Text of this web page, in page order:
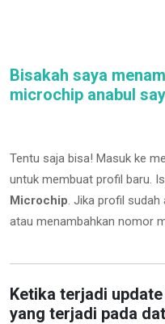
Bisakah saya
microchip anabul
Tentu saja bisa! Masuk ke
untuk membuat profil baru.
Microchip. Jika profil sudah
atau menambahkan nomor
Ketika terjadi
yang terjadi pada